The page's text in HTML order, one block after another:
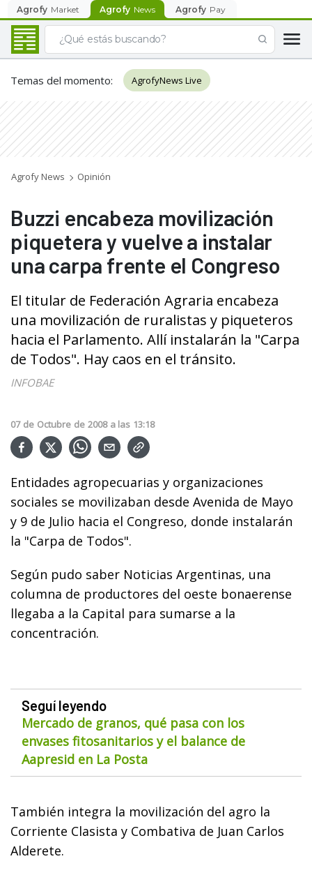
Agrofy Market Agrofy News Agrofy Pay
Temas del momento: AgrofyNews Live
Agrofy News Opinión
Buzzi encabeza movilización
piquetera y vuelve a instalar
una carpa frente el Congreso
El titular de Federación Agraria encabeza
una movilización de ruralistas y piqueteros
hacia el Parlamento. Allí instalarán la "Carpa
de Todos". Hay caos en el tránsito.
INFOBAE
07 de Octubre de 2008 a las 13:18
Entidades agropecuarias y organizaciones
sociales se movilizaban desde Avenida de Mayo
y 9 de Julio hacia el Congreso, donde instalarán
la "Carpa de Todos".
Según pudo saber Noticias Argentinas, una
columna de productores del oeste bonaerense
llegaba a la Capital para sumarse a la
concentración.
Seguí leyendo
Mercado de granos, qué pasa con los
envases fitosanitarios y el balance de
Aapresid en La Posta
También integra la movilización del agro la
Corriente Clasista y Combativa de Juan Carlos
Alderete.